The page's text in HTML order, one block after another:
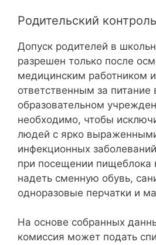
Родительский контроль
Допуск родителей в
разрешен только после
медицинским работником
ответственным за питание
образовательном
необходимо, чтобы
людей с ярко
инфекционных
при посещении пищеблока
надеть сменную обувь,
одноразовые перчатки и
На основе собранных
комиссия может подать